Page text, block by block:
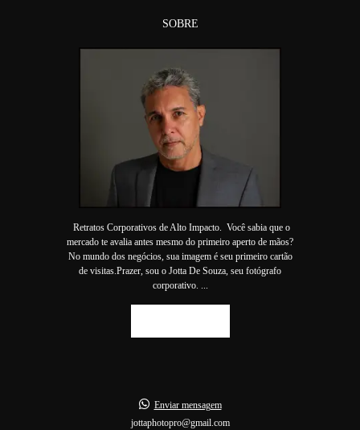
SOBRE
Retratos Corporativos de Alto Impacto. Você sabia que o
mercado te avalia antes mesmo do primeiro aperto de mãos?
No mundo dos negócios, sua imagem é seu primeiro cartão
de visitas.Prazer, sou o Jotta De Souza, seu fotógrafo
corporativo. ...
Enviar mensagem
jottaphotopro@gmail.com